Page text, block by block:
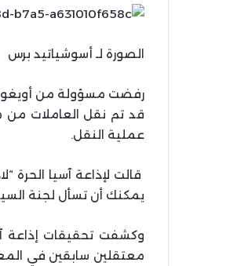
الصورة لـ أسوشياتيد برس
رفضت مسؤولة من
قد تم نقل العاملات من
عملية النقل.
قالت لإذاعة آسيا الحرة
يمكنك أن تسأل لجنة
وكشفت تحقيقات إذاعة
معتقلين سابقين في